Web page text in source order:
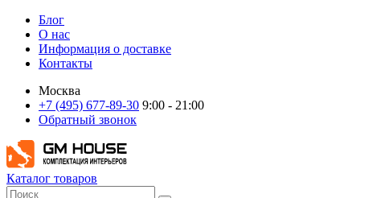
Блог
О нас
Информация о доставке
Контакты
Москва
+7 (495) 677-89-30 9:00 - 21:00
Обратный звонок
Каталог товаров